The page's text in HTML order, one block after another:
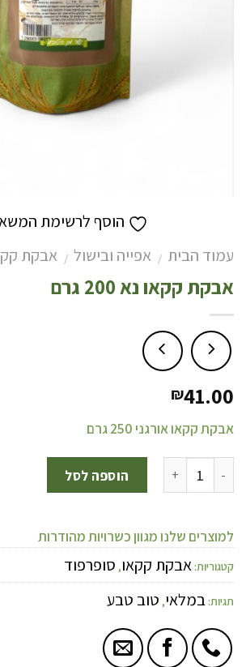
הוסף לרשימת
עמוד הבית / אפייה ובישול / אבקת
אבקת קקאו נא 200 גרם
₪41.00
אבקת קקאו אורגני 250 גרם
הוספה לסל
למוצרים שלנו מגוון כשרויות מהודרות
קטגוריות:אבקת קקאו, סופרפוד
תגיות:במלאי, טוב טבע